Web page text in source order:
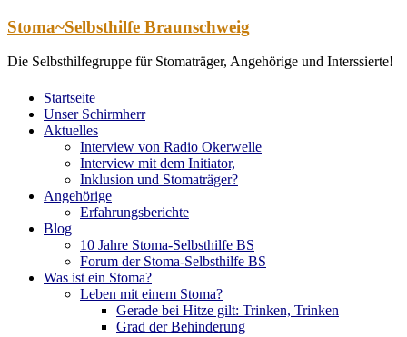
Zum
springen
Stoma~Selbsthilfe Braunschweig
Die Selbsthilfegruppe für Stomaträger, Angehörige und Interssierte!
Startseite
Unser Schirmherr
Aktuelles
Interview von Radio Okerwelle
Interview mit dem Initiator,
Inklusion und Stomaträger?
Angehörige
Erfahrungsberichte
Blog
10 Jahre Stoma-Selbsthilfe BS
Forum der Stoma-Selbsthilfe BS
Was ist ein Stoma?
Leben mit einem Stoma?
Gerade bei Hitze gilt: Trinken, Trinken
Grad der Behinderung